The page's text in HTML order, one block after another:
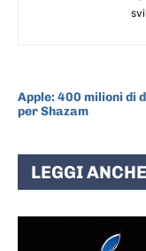
Apple: 400 milioni di
per Shazam
LEGGI